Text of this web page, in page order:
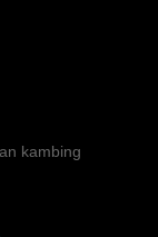
kambing